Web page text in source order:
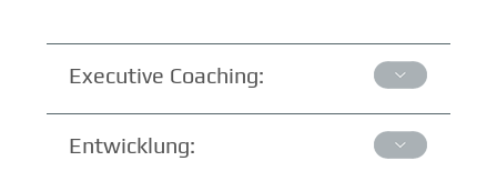
Executive Coaching:
Entwicklung: